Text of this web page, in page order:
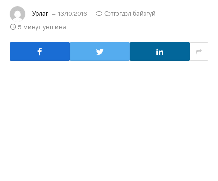
Урлаг 13/10/2016
Сэтгэгдэл байхгүй
5 минут уншина